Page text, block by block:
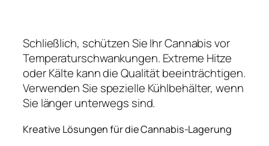
Schließlich, schützen Sie Ihr Cannabis vor
Temperaturschwankungen. Extreme Hitze
oder Kälte kann die Qualität beeinträchtigen.
Verwenden Sie spezielle Kühlbehälter, wenn
Sie länger unterwegs sind.
Kreative Lösungen für die Cannabis-Lagerung